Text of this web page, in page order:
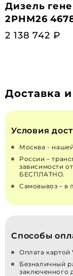
Дизель
2РНМ26
2 138 742 ₽
Доставка
Условия
Москва -
России –
зависимости
БЕСПЛАТНО.
Самовывоз – в
Способы
Оплата
Безналичный
заключенного